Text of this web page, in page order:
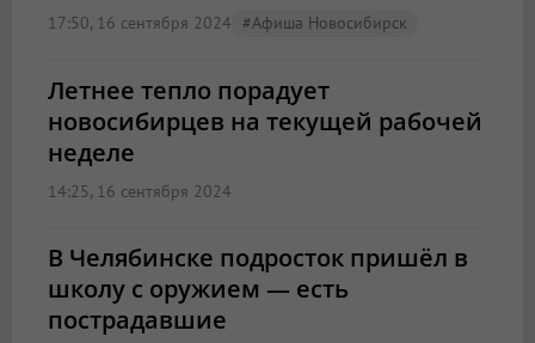
17:50, 16 сентября 2024 #Афиша Новосибирск
Летнее тепло порадует
новосибирцев на текущей рабочей
неделе
14:25, 16 сентября 2024
В Челябинске подросток пришёл в
школу с оружием — есть
пострадавшие